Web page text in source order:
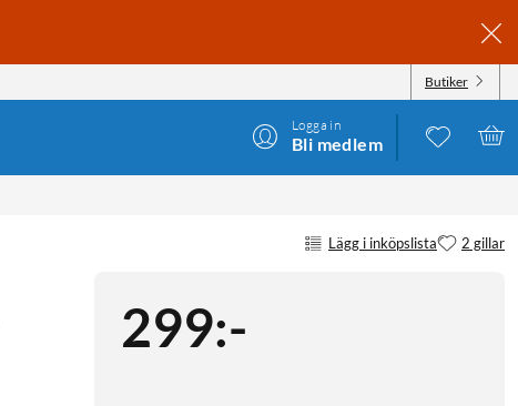
Butiker
Logga in
Bli medlem
Lägg i inköpslista 2 gillar
299:-